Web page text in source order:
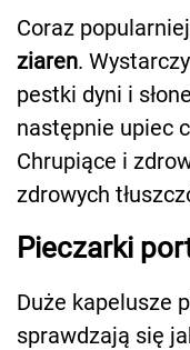
Coraz
ziaren.
pestki dyni i
następnie upiec
Chrupiące i
zdrowych
Pieczarki
Duże kapelusze
sprawdzają się